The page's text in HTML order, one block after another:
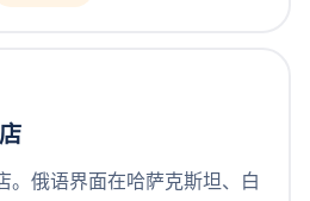
。俄语界面在哈萨克斯坦、白